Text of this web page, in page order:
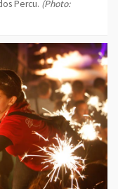
Percu. (Photo: